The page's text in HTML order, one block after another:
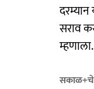
सराव
म्हणाला.